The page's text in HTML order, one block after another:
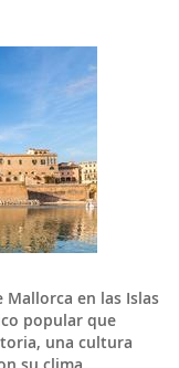
Mallorca en las Islas
popular que
una cultura